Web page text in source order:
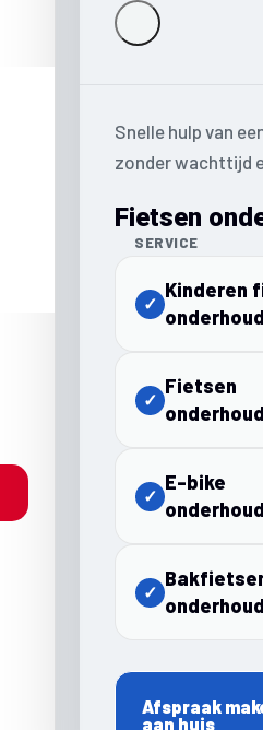
Snelle hulp van
zonder wachttijd
Fietsen
SERVICE
✓
Kinderen
✓
Fietsen
✓
E-bike
✓
Afspraak
aan huis